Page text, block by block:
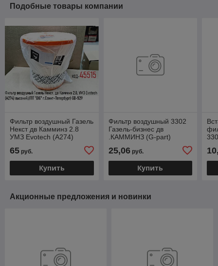
Подобные товары компании
Фильтр воздушный Газель
Некст дв Камминз 2.8
УМЗ Evotech (А274)
г.Санкт-Петербург) GB-
529
65 руб.
Купить
Фильтр воздушный 3302
Газель-бизнес дв
.КАММИНЗ (G-part)
25,06руб.
Купить
Акционные предложения и новинки